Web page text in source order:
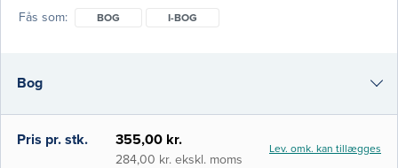
ressourcer. Bogen bidrager bl.a. med
rehabiliteringspraksis og henvender sig især
til fagfolk inden for behandlings-
Fås som BOG I-BOG
Bog
i-bog
Pris pr. stk. 355,00 kr.
284,00 kr. ekskl. moms
Lev. omk. kan tillægges